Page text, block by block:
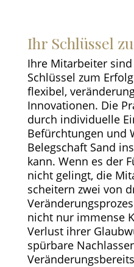
Ihr Schlüssel
Ihre Mitarbeiter
Schlüssel zum
flexibel,
Innovationen. Die
durch individuelle
Befürchtungen und
Belegschaft Sand
kann. Wenn es der
nicht gelingt, die
scheitern zwei von
nicht nur immense
Verlust ihrer
spürbare